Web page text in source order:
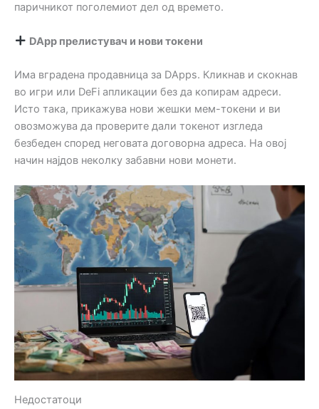
паричникот поголемиот дел од времето.
DApp прелистувач и нови токени
Има вградена продавница за DApps. Кликнав и скокнав
во игри или DeFi апликации без да копирам адреси.
Исто така, прикажува нови жешки мем-токени и ви
овозможува да проверите дали токенот изгледа
безбеден според неговата договорна адреса. На овој
начин најдов неколку забавни нови монети.
Недостатоци